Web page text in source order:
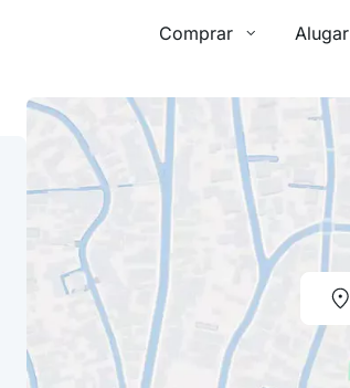
Comprar Alugar